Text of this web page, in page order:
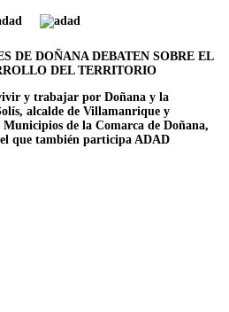
DE DOÑANA DEBATEN SOBRE EL
DEL TERRITORIO
y trabajar por Doñana y la
alcalde de Villamanrique y
Municipios de la Comarca de Doñana,
que también participa ADAD